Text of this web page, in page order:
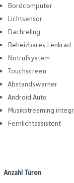
Bordcomputer
Lichtsensor
Dachreling
Beheizbares Lenkrad
Notrufsystem
Touchscreen
Abstandswarner
Android Auto
Musikstreaming
Fernlichtassistent
Anzahl Türen